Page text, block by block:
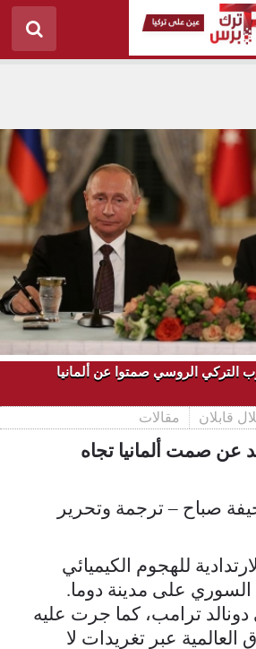
التركي الروسي صمتوا عن ألمانيا
قابلان مقالات
عن صمت ألمانيا تجاه
صباح – ترجمة وتحرير
للهجوم الكيميائي
السوري على مدينة دوما.
دونالد ترامب، كما جرت عليه
العالمية عبر تغريدات لا